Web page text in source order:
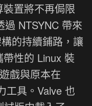
置將不再侷限
NTSYNC 帶來
的持續鋪路，讓
性的 Linux 裝
戲與原本在
工具。Valve 也